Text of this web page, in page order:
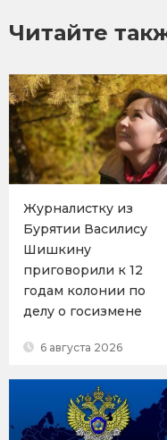
Читайте
Журналистку из
Бурятии Василису
Шишкину
приговорили к 12
годам колонии по
делу о госизмене
6 августа 2026